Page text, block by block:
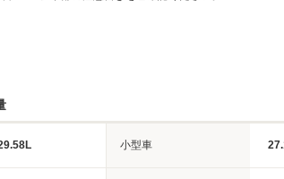
小型車